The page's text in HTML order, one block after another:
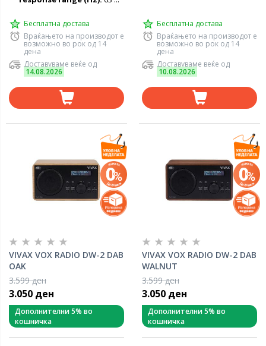
Бесплатна достава
Враќањето на производот е
возможно во рок од 14
дена
Доставуваме веќе од
14.08.2026
Бесплатна достава
Враќањето на производот е
возможно во рок од 14
дена
Доставуваме веќе од
10.08.2026
VIVAX VOX RADIO DW-2 DAB
OAK
3.599 ден
3.050 ден
Дополнителни 5% во
кошничка
VIVAX VOX RADIO DW-2 DAB
WALNUT
3.599 ден
3.050 ден
Дополнителни 5% во
кошничка